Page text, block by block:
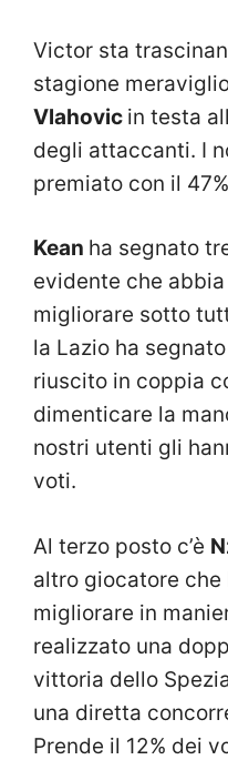
Victor sta
stagione
Vlahovic in testa
degli attaccanti. I
premiato con il
Kean ha segnato
evidente che
migliorare sotto
la Lazio ha
riuscito in coppia
dimenticare la
nostri utenti gli
voti.
Al terzo posto c’è
altro giocatore
migliorare in
realizzato una
vittoria dello
una diretta
Prende il 12% dei